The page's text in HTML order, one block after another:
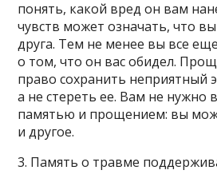
понять, какой вред он вам
чувств может означать, что
друга. Тем не менее вы все
о том, что он вас обидел.
право сохранить неприятный
а не стереть ее. Вам не нужно
памятью и прощением: вы
и другое.
3. Память о травме